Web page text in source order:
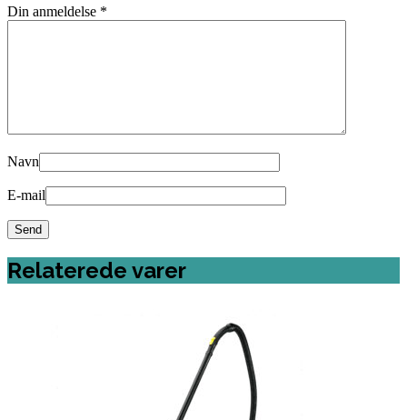
Din anmeldelse *
Navn
E-mail
Relaterede varer